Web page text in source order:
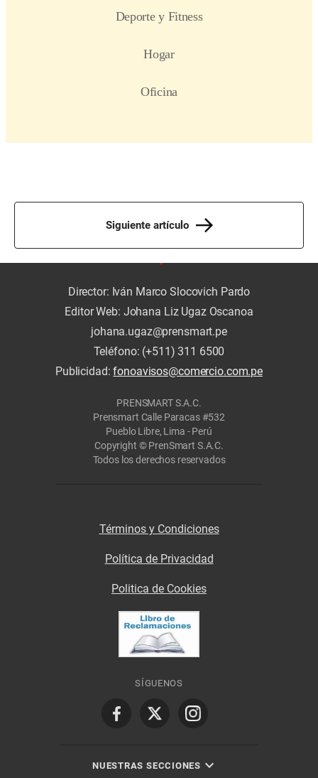
Siguiente artículo
Director: Iván Marco Slocovich Pardo
Editor Web: Johana Liz Ugaz Oscanoa
johana.ugaz@prensmart.pe
Teléfono: (+511) 311 6500
Publicidad:fonoavisos@comercio.com.pe
PRENSMART S.A.C.
Prensmart Calle Paracas #532
Pueblo Libre, Lima - Perú
Copyright © PrenSmart S.A.C.
Todos los derechos reservados
Términos y Condiciones
Política de Privacidad
Politica de Cookies
SÍGUENOS
NUESTRAS SECCIONES